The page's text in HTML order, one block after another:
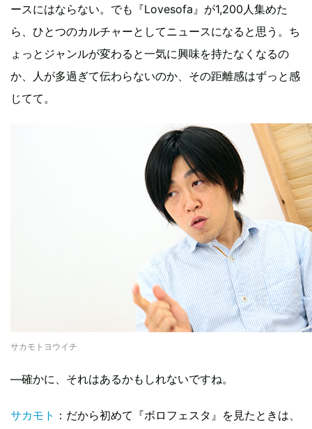
ースにはならない。でも『Lovesofa』が1,200人集めた
ら、ひとつのカルチャーとしてニュースになると思う。ち
ょっとジャンルが変わると一気に興味を持たなくなるの
か、人が多過ぎて伝わらないのか、その距離感はずっと感
じてて。
サカモトヨウイチ
―確かに、それはあるかもしれないですね。
サカモト ：だから初めて『ボロフェスタ』を見たときは、